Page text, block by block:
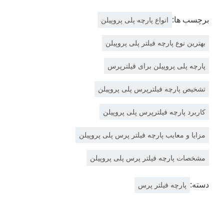
برچسب ها: انواع پارچه پلی پروپیلن
بهترین نوع پارچه فیلتر پلی پروپیلن
پارچه پلی پروپیلن برای فیلترپرس
تشخیص پارچه فیلترپرس پلی پروپیلن
کاربرد پارچه فیلترپرس پلی پروپیلن
مزایا و معایب پارچه فیلتر پرس پلی پروپیلن
مشخصات پارچه فیلتر پرس پلی پروپیلن
دسته: پارچه فیلتر پرس